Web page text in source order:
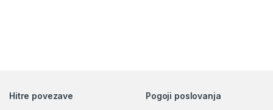
Hitre povezave
Pogoji poslovanja